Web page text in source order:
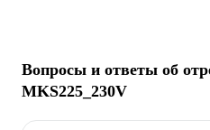
Вопросы и ответы об
MKS225_230V